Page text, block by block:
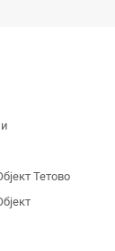
Тетово